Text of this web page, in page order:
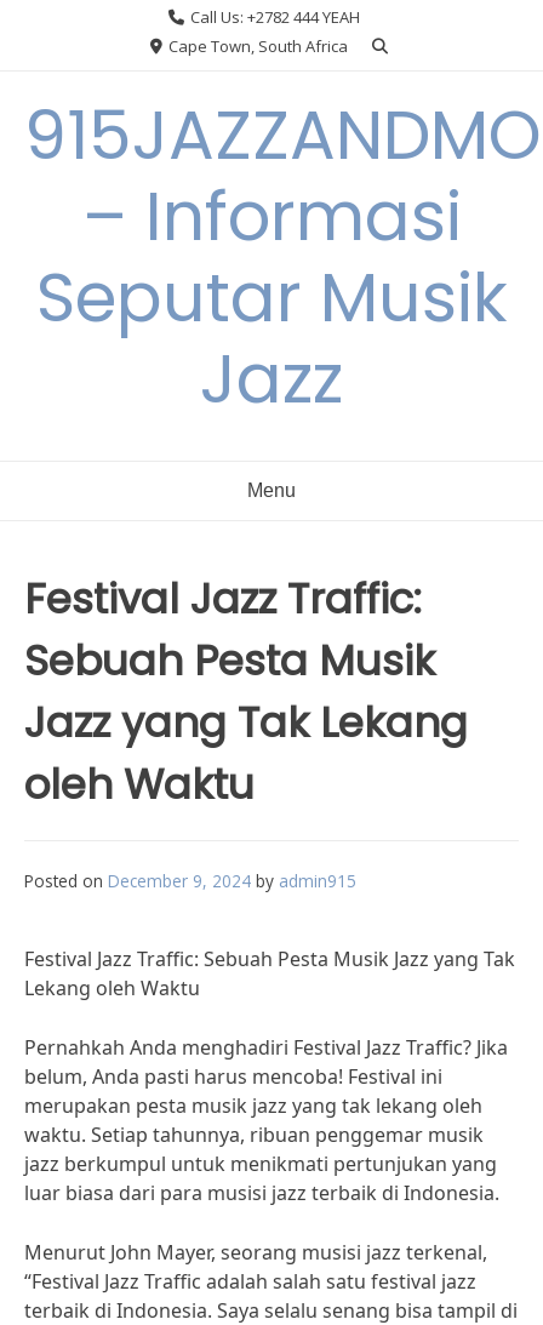
Call Us: +2782 444 YEAH
Cape Town, South Africa
– Informasi
Seputar Musik
Jazz
Menu
Festival Jazz Traffic:
Sebuah Pesta Musik
Jazz yang Tak Lekang
oleh Waktu
Posted on December 9, 2024 by admin915
Festival Jazz Traffic: Sebuah Pesta Musik Jazz yang Tak
Lekang oleh Waktu
Pernahkah Anda menghadiri Festival Jazz Traffic? Jika
belum, Anda pasti harus mencoba! Festival ini
merupakan pesta musik jazz yang tak lekang oleh
waktu. Setiap tahunnya, ribuan penggemar musik
jazz berkumpul untuk menikmati pertunjukan yang
luar biasa dari para musisi jazz terbaik di Indonesia.
Menurut John Mayer, seorang musisi jazz terkenal,
“Festival Jazz Traffic adalah salah satu festival jazz
terbaik di Indonesia. Saya selalu senang bisa tampil di